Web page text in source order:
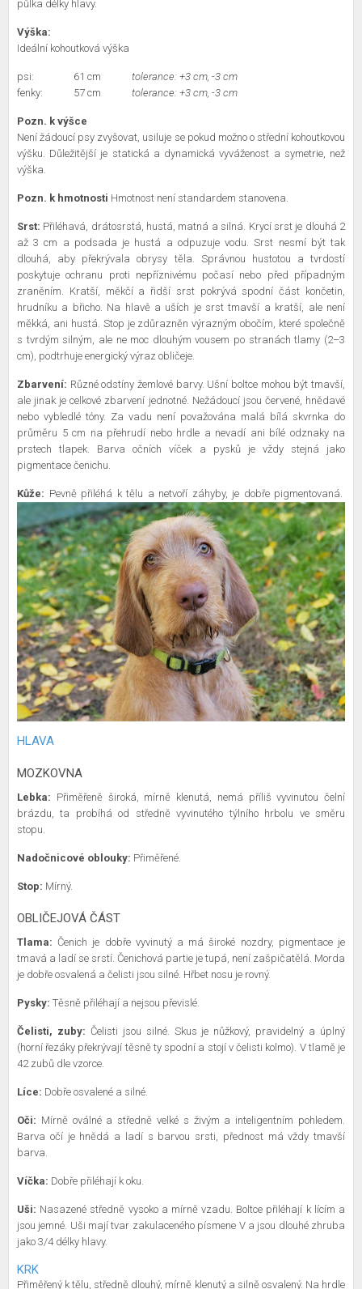
půlka délky hlavy.
Výška:
Ideální kohoutková výška
psi: 61 cm
tolerance: +3 cm, -3 cm
fenky:
57 cm tolerance: +3 cm, -3 cm
Pozn. k výšce
Není žádoucí psy zvyšovat, usiluje se pokud možno o střední kohoutkovou
výšku. Důležitější je statická a dynamická vyváženost a symetrie, než
výška.
Pozn. k hmotnosti Hmotnost není standardem stanovena.
Srst: Přiléhavá, drátosrstá, hustá, matná a silná. Krycí srst je dlouhá 2
až 3 cm a podsada je hustá a odpuzuje vodu. Srst nesmí být tak
dlouhá, aby překrývala obrysy těla. Správnou hustotou a tvrdostí
poskytuje ochranu proti nepříznivému počasí nebo před případným
zraněním. Kratší, měkčí a řidší srst pokrývá spodní část končetin,
hrudníku a břicho. Na hlavě a uších je srst tmavší a kratší, ale není
měkká, ani hustá. Stop je zdůrazněn výrazným obočím, které společně
s tvrdým silným, ale ne moc dlouhým vousem po stranách tlamy (2–3
cm), podtrhuje energický výraz obličeje.
Zbarvení: Různé odstíny žemlové barvy. Ušní boltce mohou být tmavší,
ale jinak je celkové zbarvení jednotné. Nežádoucí jsou červené, hnědavé
nebo vybledlé tóny. Za vadu není považována malá bílá skvrnka do
průměru 5 cm na přehrudí nebo hrdle a nevadí ani bílé odznaky na
prstech tlapek. Barva očních víček a pysků je vždy stejná jako
pigmentace čenichu.
Kůže: Pevně přiléhá k tělu a netvoří záhyby, je dobře pigmentovaná.
HLAVA
MOZKOVNA
Lebka: Přiměřeně široká, mírně klenutá, nemá příliš vyvinutou čelní
brázdu, ta probíhá od středně vyvinutého týlního hrbolu ve směru
stopu.
Nadočnicové oblouky: Přiměřené.
Stop: Mírný.
OBLIČEJOVÁ ČÁST
Tlama: Čenich je dobře vyvinutý a má široké nozdry, pigmentace je
tmavá a ladí se srstí. Čenichová partie je tupá, není zašpičatělá. Morda
je dobře osvalená a čelisti jsou silné. Hřbet nosu je rovný.
Pysky: Těsně přiléhají a nejsou převislé.
Čelisti, zuby: Čelisti jsou silné. Skus je nůžkový, pravidelný a úplný
(horní řezáky překrývají těsně ty spodní a stojí v čelisti kolmo). V tlamě je
42 zubů dle vzorce.
Líce: Dobře osvalené a silné.
Oči: Mírně oválné a středně velké s živým a inteligentním pohledem.
Barva očí je hnědá a ladí s barvou srsti, přednost má vždy tmavší
barva.
Víčka: Dobře přiléhají k oku.
Uši: Nasazené středně vysoko a mírně vzadu. Boltce přiléhají k lícím a
jsou jemné. Uši mají tvar zakulaceného písmene V a jsou dlouhé zhruba
jako 3/4 délky hlavy.
KRK
Přiměřený k tělu, středně dlouhý, mírně klenutý a silně osvalený. Na hrdle